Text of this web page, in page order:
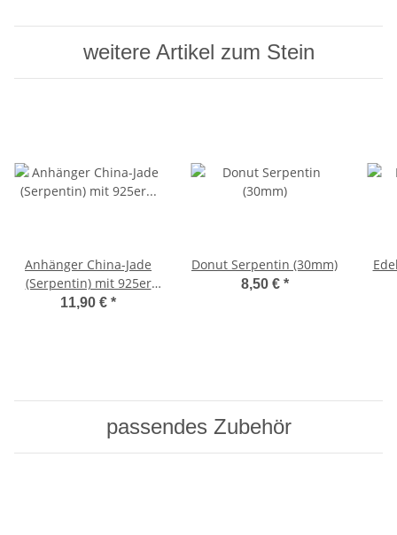
weitere Artikel zum Stein
Anhänger China-Jade
(Serpentin) mit 925er
Silberöse
11,90 € *
Donut Serpentin (30mm)
8,50 € *
passendes Zubehör